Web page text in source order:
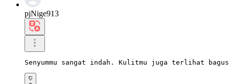
pjNige913
Senyummu sangat indah. Kulitmu juga terlihat